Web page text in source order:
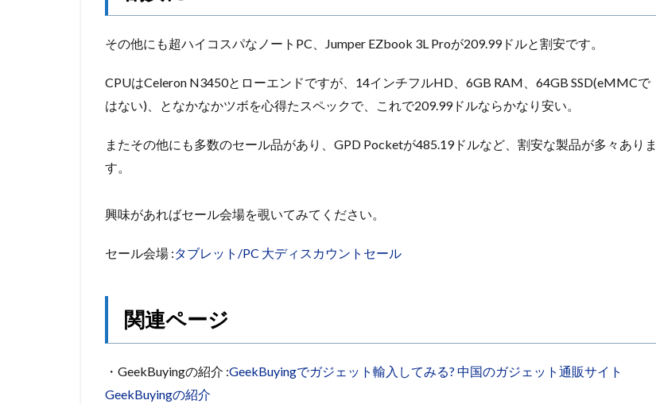
その他にも超ハイコスパなノートPC、Jumper EZbook 3L Proが209.99ドルと割安です。
CPUはCeleron N3450とローエンドですが、14インチフルHD、6GB RAM、64GB SSD(eMMCで
はない)、となかなかツボを心得たスペックで、これで209.99ドルならかなり安い。
またその他にも多数のセール品があり、GPD Pocketが485.19ドルなど、割安な製品が多々ありま
す。
興味があればセール会場を覗いてみてください。
セール会場 :タブレット/PC 大ディスカウントセール
関連ページ
・GeekBuyingの紹介 :GeekBuyingでガジェット輸入してみる? 中国のガジェット通販サイト
GeekBuyingの紹介